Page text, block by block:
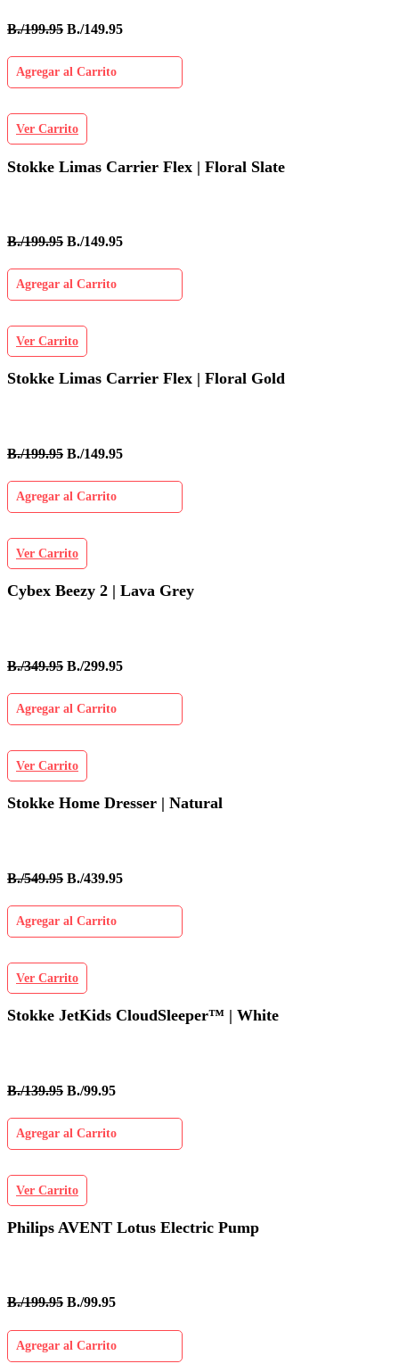
B./199.95 B./149.95
Agregar al Carrito
Ver Carrito
Stokke Limas Carrier Flex | Floral Slate
B./199.95 B./149.95
Agregar al Carrito
Ver Carrito
Stokke Limas Carrier Flex | Floral Gold
B./199.95 B./149.95
Agregar al Carrito
Ver Carrito
Cybex Beezy 2 | Lava Grey
B./349.95 B./299.95
Agregar al Carrito
Ver Carrito
Stokke Home Dresser | Natural
B./549.95 B./439.95
Agregar al Carrito
Ver Carrito
Stokke JetKids CloudSleeper™ | White
B./139.95 B./99.95
Agregar al Carrito
Ver Carrito
Philips AVENT Lotus Electric Pump
B./199.95 B./99.95
Agregar al Carrito